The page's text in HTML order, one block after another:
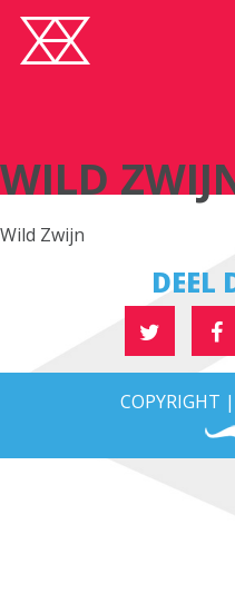
WILD
Wild Zwijn
DEEL
COPYRIGHT